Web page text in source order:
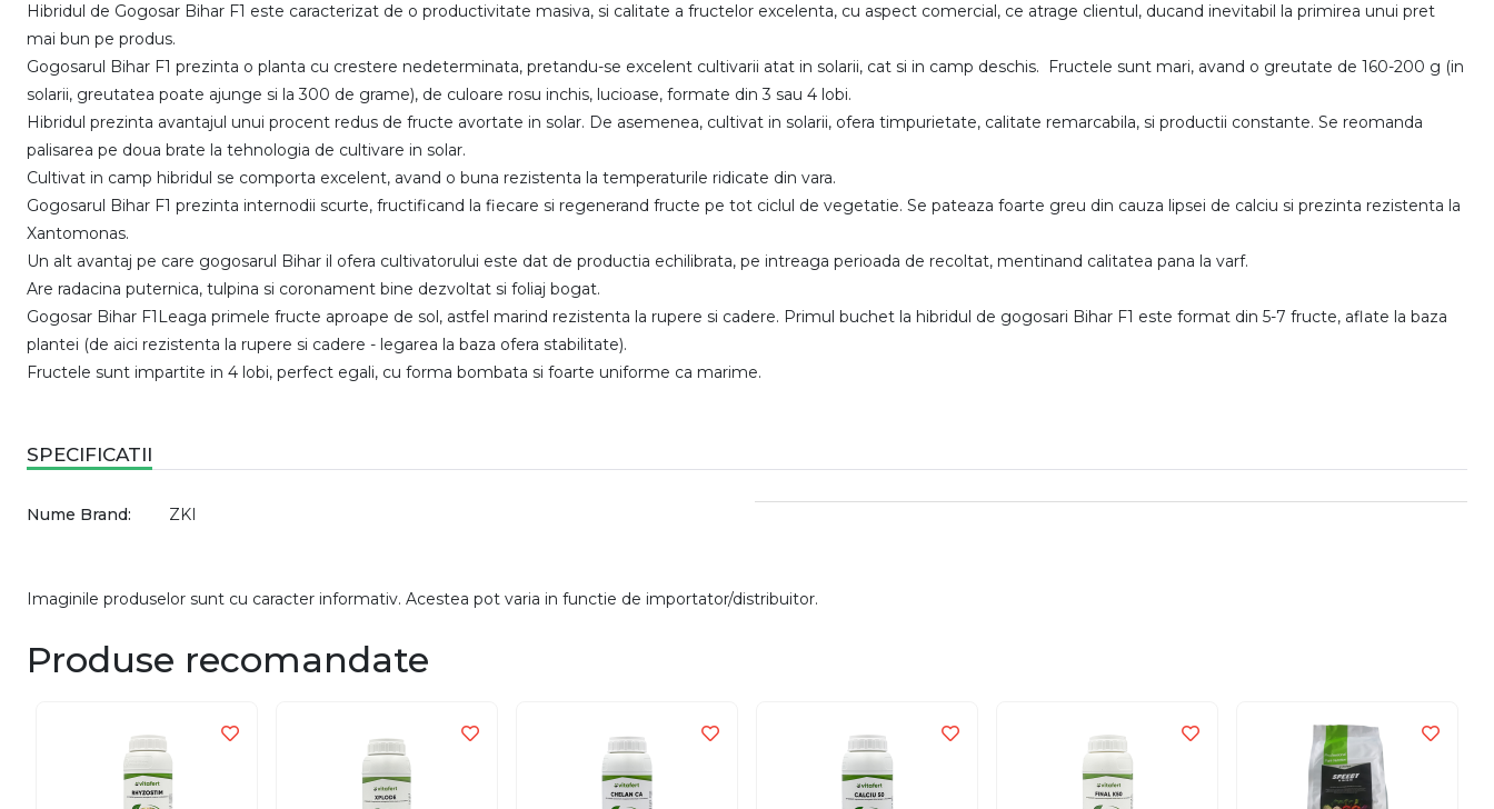
Hibridul de Gogosar Bihar F1 este caracterizat de o productivitate masiva, si calitate a fructelor excelenta, cu aspect comercial, ce atrage clientul, ducand inevitabil la primirea unui pret
mai bun pe produs.
Gogosarul Bihar F1 prezinta o planta cu crestere nedeterminata, pretandu-se excelent cultivarii atat in solarii, cat si in camp deschis. Fructele sunt mari, avand o greutate de 160-200 g (in
solarii, greutatea poate ajunge si la 300 de grame), de culoare rosu inchis, lucioase, formate din 3 sau 4 lobi.
Hibridul prezinta avantajul unui procent redus de fructe avortate in solar. De asemenea, cultivat in solarii, ofera timpurietate, calitate remarcabila, si productii constante. Se reomanda
palisarea pe doua brate la tehnologia de cultivare in solar.
Cultivat in camp hibridul se comporta excelent, avand o buna rezistenta la temperaturile ridicate din vara.
Gogosarul Bihar F1 prezinta internodii scurte, fructificand la fiecare si regenerand fructe pe tot ciclul de vegetatie. Se pateaza foarte greu din cauza lipsei de calciu si prezinta rezistenta la
Xantomonas.
Un alt avantaj pe care gogosarul Bihar il ofera cultivatorului este dat de productia echilibrata, pe intreaga perioada de recoltat, mentinand calitatea pana la varf.
Are radacina puternica, tulpina si coronament bine dezvoltat si foliaj bogat.
Gogosar Bihar F1Leaga primele fructe aproape de sol, astfel marind rezistenta la rupere si cadere. Primul buchet la hibridul de gogosari Bihar F1 este format din 5-7 fructe, aflate la baza
plantei (de aici rezistenta la rupere si cadere - legarea la baza ofera stabilitate).
Fructele sunt impartite in 4 lobi, perfect egali, cu forma bombata si foarte uniforme ca marime.
SPECIFICATII
Nume Brand: ZKI
Imaginile produselor sunt cu caracter informativ. Acestea pot varia in functie de importator/distribuitor.
Produse recomandate